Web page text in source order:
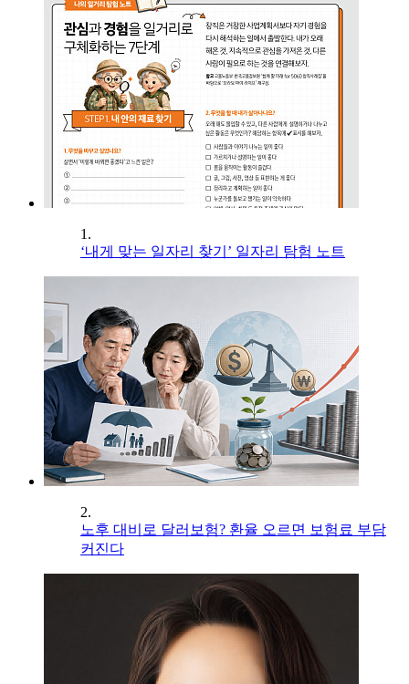
1.
‘내게 맞는 일자리 찾기’ 일자리 탐험 노트
2.
노후 대비로 달러보험? 환율 오르면 보험료 부담
커진다